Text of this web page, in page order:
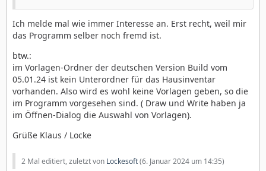
Ich melde mal wie immer Interesse an. Erst recht, weil mir
das Programm selber noch fremd ist.
btw.:
im Vorlagen-Ordner der deutschen Version Build vom
05.01.24 ist kein Unterordner für das Hausinventar
vorhanden. Also wird es wohl keine Vorlagen geben, so die
im Programm vorgesehen sind. ( Draw und Write haben ja
im Öffnen-Dialog die Auswahl von Vorlagen).
Grüße Klaus / Locke
2 Mal editiert, zuletzt von Lockesoft(6. Januar 2024 um 14:35)